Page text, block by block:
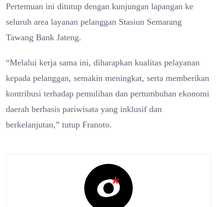
Pertemuan ini ditutup dengan kunjungan lapangan ke
seluruh area layanan pelanggan Stasiun Semarang
Tawang Bank Jateng.
“Melalui kerja sama ini, diharapkan kualitas pelayanan
kepada pelanggan, semakin meningkat, serta memberikan
kontribusi terhadap pemulihan dan pertumbuhan ekonomi
daerah berbasis pariwisata yang inklusif dan
berkelanjutan,” tutup Franoto.